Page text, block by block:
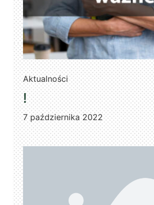
Aktualności
!
7 października 2022